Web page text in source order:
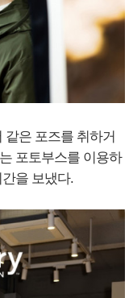
은 포즈를 취하거
포토부스를 이용하
을 보냈다.